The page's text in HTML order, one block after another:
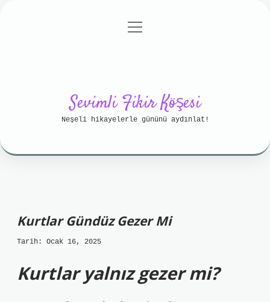
Gizlilik Politikası
menüyü
Sevimli Fikir Köşesi
Neşeli hikayelerle gününü aydınlat!
Kurtlar Gündüz Gezer Mi
Tarih: Ocak 16, 2025
Kurtlar yalnız gezer mi?